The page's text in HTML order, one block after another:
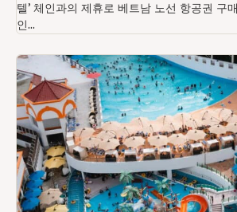
텔’ 체인과의 제휴로 베트남 노선 항공권 구
인...